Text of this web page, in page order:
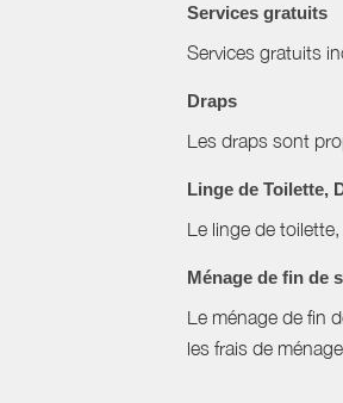
Services gratuits
Services gratuits
Draps
Les draps sont
Linge de Toilette,
Le linge de
Ménage de fin de
Le ménage de fin
les frais de